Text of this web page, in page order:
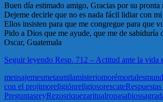
Buen día estimado amigo, Gracias por su pronta
Dejeme decirle que no es nada fácil lidiar con
Ellos insisten para que me congregue para que
Pido a Dios que me ayude, que me de
Oscar, Guatemala
Seguir leyendo Resp. 712 – Actitud ante la vida
mensajemesmetasmilamisteriomorémortales
con el projimoreligiónreligiosorescate
PreguntasreyRezosriquezaritualropasabios